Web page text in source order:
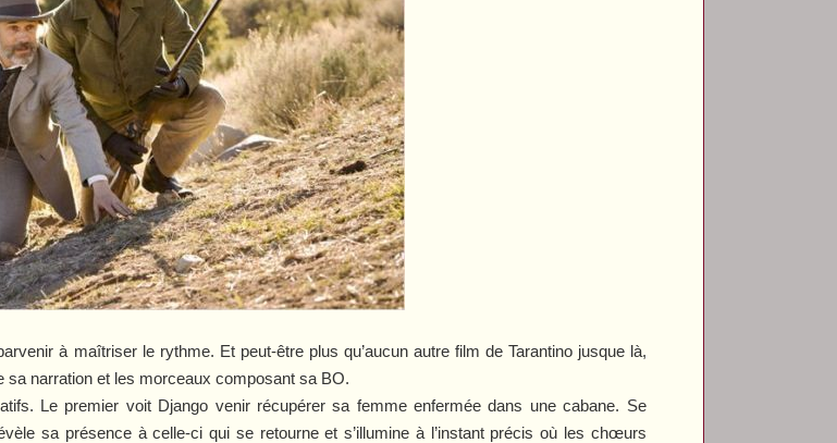
à maîtriser le rythme. Et peut-être plus qu’aucun autre film de Tarantino jusque là,
narration et les morceaux composant sa BO.
Le premier voit Django venir récupérer sa femme enfermée dans une cabane. Se
sa présence à celle-ci qui se retourne et s’illumine à l’instant précis où les chœurs